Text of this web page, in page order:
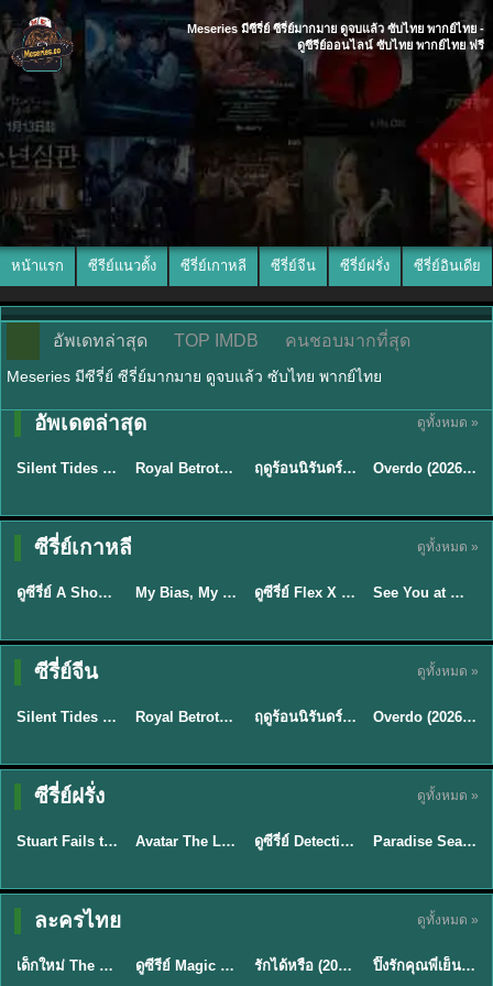
Meseries มีซีรี่ย์ ซีรี่ย์มากมาย ดูจบแล้ว ซับไทย พากย์ไทย -
ดูซีรีย์ออนไลน์ ซับไทย พากย์ไทย ฟรี
หน้าแรก ซีรีย์แนวตั้ง ซีรี่ย์เกาหลี ซีรี่ย์จีน ซีรี่ย์ฝรั่ง ซีรี่ย์อินเดีย
อัพเดทล่าสุด TOP IMDB คนชอบมากที่สุด
Meseries มีซีรี่ย์ ซีรี่ย์มากมาย ดูจบแล้ว ซับไทย พากย์ไทย
อัพเดตล่าสุด ดูทั้งหมด »
★9.5
พากย์ไทย
Silent Tides คลื่นลมลวง (2025) พากย์ไทย ซับไทย EP.1-31 ★9 Royal Betrothal (2026) สัญญาวิวาห์แห่งราชวงศ์ พากย์ไทย ซับไทย EP1-32 ★8.8 ฤดูร้อนนิรันดร์ (2026) Never-Ending Summer พากย์ไทย EP.1-29
ซับไทย
Overdo (2026) รักเกินแค้น พากย์ไทย ซับไทย EP1-33 (จบ)
ซีรี่ย์เกาหลี ดูทั้งหมด »
★8 EP.16
พากย์ไทย
TH EP. 16
ดูซีรี่ย์ A Shop for Killers 2 ร้านลับนักฆ่า ซีซัน 2 (2026) ซับไทย-พากย์ไทย My Bias, My Boss เมื่อเมนฉันเป็นประธานบริษัท (2026) พากย์ไทย ซับไทย EP.1-12 ★8 EP.16
Sub EP. 16 | TH
ดูซีรี่ย์ Flex X Cop คุณชายสายสืบ (2024) พากย์ไทย-ซับไทย EP.1-16 (จบ) ★9
ซับไทย | พากย์
Sub EP. 8 | TH
See You at Work Tomorrow! เจอกันที่ออฟฟิศพรุ่งนี้นะ พากย์ไทย
ซีรี่ย์จีน ดูทั้งหมด »
★9.5
พากย์ไทย
Silent Tides คลื่นลมลวง (2025) พากย์ไทย ซับไทย EP.1-31 ★9 Royal Betrothal (2026) สัญญาวิวาห์แห่งราชวงศ์ พากย์ไทย ซับไทย EP1-32 ★8.8 ฤดูร้อนนิรันดร์ (2026) Never-Ending Summer พากย์ไทย EP.1-29
ซับไทย
Overdo (2026) รักเกินแค้น พากย์ไทย ซับไทย EP1-33 (จบ)
ซีรี่ย์ฝรั่ง ดูทั้งหมด »
★8.8 EP.2
พากย์ไทย
TH EP. 2
Stuart Fails to Save the Universe (2026) สจ๊วตล่มแผนกู้จักรวาล พากย์ไทย EP1-10 ★7.8 EP.7Avatar The Last Airbender 2 เณรน้อยเจ้าอภินิหาร พากย์ไทย EP.9ดูซีรี่ย์ Detective Hole (2026) พากย์ไทย HD ฟรี อัปเดตล่าสุด Netflix EP.8
พากย์ไทย
Paradise Season 2 (2026) พากย์ไทย EP1-8 ดูซีรี่ย์ฝรั่ง HD ครบทุกตอน
ละครไทย ดูทั้งหมด »
★ 8 EP.6
พากย์ไทย
เด็กใหม่ The Reset 2026 EP1-6 พากย์ไทย ดูซีรี่ย์ Netflix ล่าสุด HD ดูซีรีย์ Magic Move (2026) ทำนายทายรัก Thai EP.1-10 HD รักได้หรือ (2026) YOUNG Let's Begin Again พากย์ไทย EP.1-19 ★8
พากย์ไทย
ปิ๊งรักคุณพี่เย็นชา (2026) Frozen Valentine EP.1-10 (จบ)